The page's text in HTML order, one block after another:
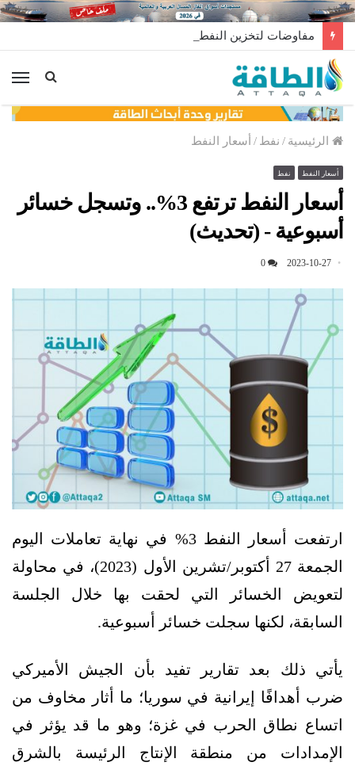
مفاوضات لتخزين النفط العراقي في الخارج
الرئيسية / نفط / أسعار النفط
أسعار النفط نفط
أسعار النفط ترتفع 3%.. وتسجل خسائر
أسبوعية - (تحديث)
2023-10-27
0
ارتفعت أسعار النفط 3% في نهاية تعاملات اليوم
الجمعة 27 أكتوبر/تشرين الأول (2023)، في محاولة
لتعويض الخسائر التي لحقت بها خلال الجلسة
السابقة، لكنها سجلت خسائر أسبوعية.
يأتي ذلك بعد تقارير تفيد بأن الجيش الأميركي
ضرب أهدافًا إيرانية في سوريا؛ ما أثار مخاوف من
اتساع نطاق الحرب في غزة؛ وهو ما قد يؤثر في
الإمدادات من منطقة الإنتاج الرئيسة بالشرق